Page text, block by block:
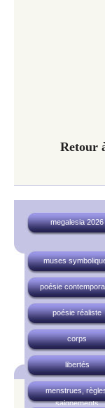
Retour
megalesia 2026
muses
poésie
poésie réaliste
corps
libertés
menstrues,
saignements